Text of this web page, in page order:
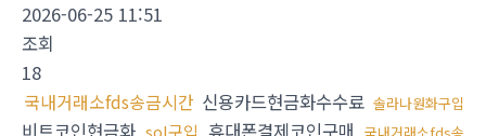
2026-06-25 11:51
조회
18
국내거래소fds송금시간 신용카드현금화수수료 솔라나원화구입